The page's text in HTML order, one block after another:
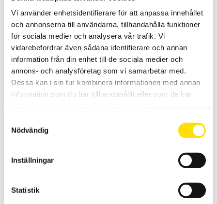
Vi använder enhetsidentifierare för att anpassa innehållet
och annonserna till användarna, tillhandahålla funktioner
för sociala medier och analysera vår trafik. Vi
vidarebefordrar även sådana identifierare och annan
information från din enhet till de sociala medier och
annons- och analysföretag som vi samarbetar med.
Dessa kan i sin tur kombinera informationen med annan
information som du har tillhandahållit eller som de har
Nödvändig
Inställningar
Statistik
Sauter FL-M digital dynamometer
KERN / SAUTER FL
är en lättanvänd digital dynamometer för mätning av tryck och drag.
Finns i fyra olika kapaciteter [2,5 kN, 5 kN, 10 kN, 20 kN]
8,050.00KR–15,000.00KRPRISINTERVALL:LÄS MER